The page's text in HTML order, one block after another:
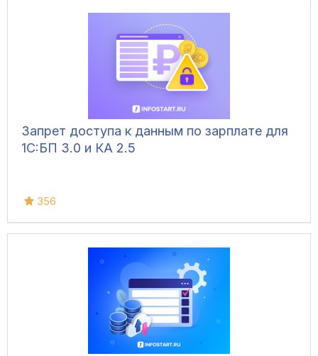
Запрет доступа к данным по зарплате для
1C:БП 3.0 и КА 2.5
356